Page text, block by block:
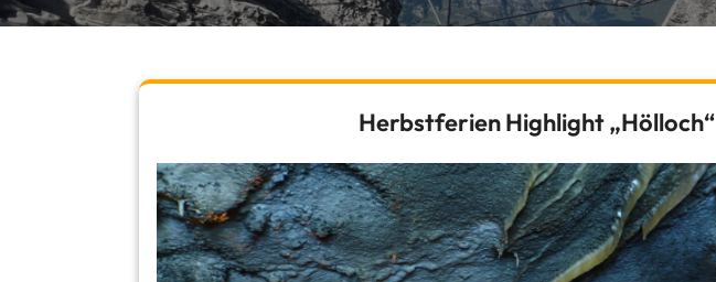
Herbstferien Highlight „Hölloch“